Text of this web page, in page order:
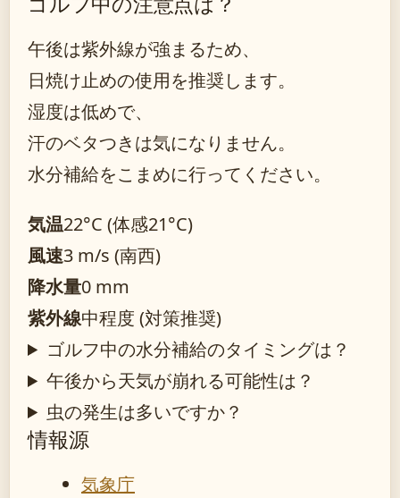
午後は紫外線が強まるため、
日焼け止めの使用を推奨します。
湿度は低めで、
汗のベタつきは気になりません。
水分補給をこまめに行ってください。
気温22°C (体感21°C)
風速3 m/s (南西)
降水量0 mm
紫外線中程度 (対策推奨)
ゴルフ中の水分補給のタイミングは？
午後から天気が崩れる可能性は？
虫の発生は多いですか？
情報源
気象庁